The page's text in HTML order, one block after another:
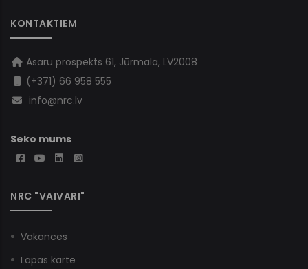
KONTAKTIEM
Asaru prospekts 61, Jūrmala, LV2008
(+371) 66 958 555
info@nrc.lv
Seko mums
NRC "VAIVARI"
Vakances
Lapas karte